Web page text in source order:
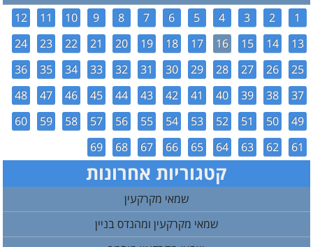
1
2
3
4
5
6
7
8
9
10
11
12
13
14
15
16
17
18
19
20
21
22
23
24
25
26
27
28
29
30
31
32
33
34
35
36
37
38
39
40
41
42
43
44
45
46
47
48
49
50
51
52
53
54
55
56
57
58
59
60
61
62
63
64
65
66
67
68
69
קטגוריות אחרונות
שמאי מקרקעין
שמאי מקרקעין ומהנדס בניין